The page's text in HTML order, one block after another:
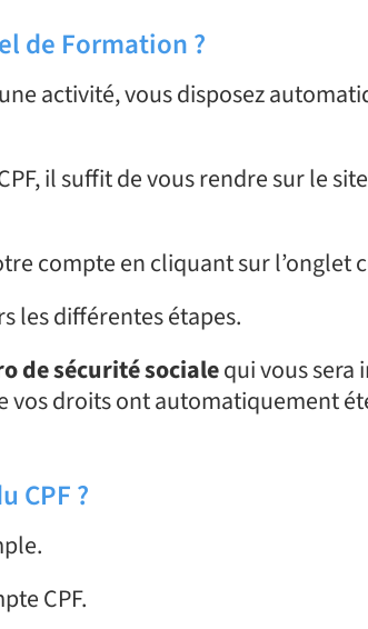
de Formation ?
activité, vous disposez
il suffit de vous rendre sur le
compte en cliquant sur l’onglet
les différentes étapes.
de sécurité socialequi vous sera
vos droits ont automatiquement
CPF ?
CPF.